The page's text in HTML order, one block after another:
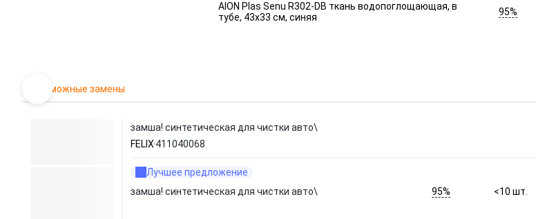
AION Plas Senu R302-DB ткань водопоглощающая, в
тубе, 43х33 см, синяя
95%
Возможные замены
замша! синтетическая для чистки авто\
FELIX 411040068
Лучшее предложение
замша! синтетическая для чистки авто\
95% <10шт.